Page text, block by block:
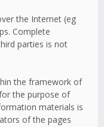
the Internet (eg
Complete
parties is not
the framework of
the purpose of
materials is
of the pages